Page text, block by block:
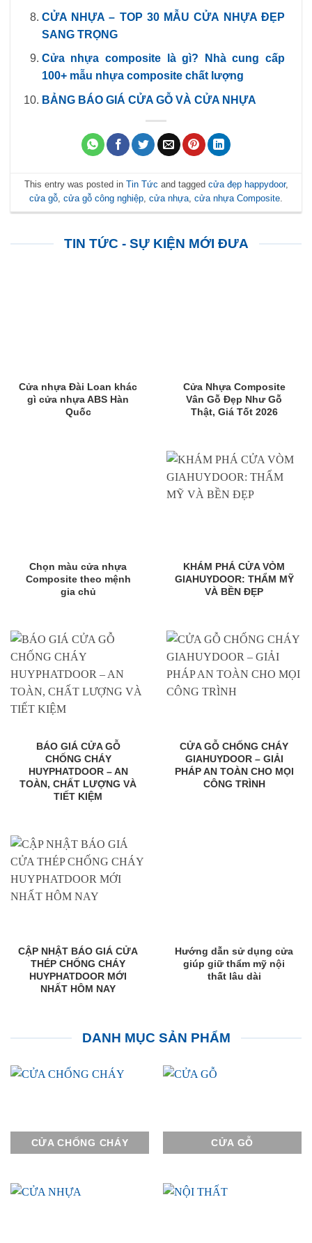
CỬA NHỰA – TOP 30 MẪU CỬA NHỰA ĐẸP
SANG TRỌNG
Cửa nhựa composite là gì? Nhà cung cấp
100+ mẫu nhựa composite chất lượng
BẢNG BÁO GIÁ CỬA GỖ VÀ CỬA NHỰA
This entry was posted in Tin Tức and tagged cửa đẹp happydoor,
cửa gỗ, cửa gỗ công nghiệp, cửa nhựa, cửa nhựa Composite.
TIN TỨC - SỰ KIỆN MỚI ĐƯA
Cửa nhựa Đài Loan khác
gì cửa nhựa ABS Hàn
Quốc
Cửa Nhựa Composite
Vân Gỗ Đẹp Như Gỗ
Thật, Giá Tốt 2026
Chọn màu cửa nhựa
Composite theo mệnh
gia chủ
KHÁM PHÁ CỬA VÒM
GIAHUYDOOR: THẨM MỸ
VÀ BỀN ĐẸP
BÁO GIÁ CỬA GỖ
CHỐNG CHÁY
HUYPHATDOOR – AN
TOÀN, CHẤT LƯỢNG VÀ
TIẾT KIỆM
CỬA GỖ CHỐNG CHÁY
GIAHUYDOOR – GIẢI
PHÁP AN TOÀN CHO MỌI
CÔNG TRÌNH
CẬP NHẬT BÁO GIÁ CỬA
THÉP CHỐNG CHÁY
HUYPHATDOOR MỚI
NHẤT HÔM NAY
Hướng dẫn sử dụng cửa
giúp giữ thẩm mỹ nội
thất lâu dài
DANH MỤC SẢN PHẨM
CỬA CHỐNG CHÁY CỬA GỖ